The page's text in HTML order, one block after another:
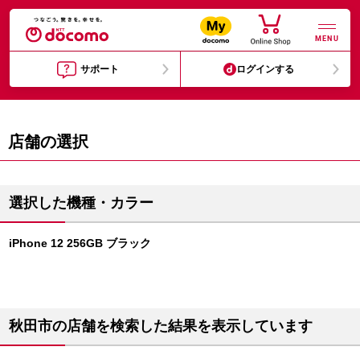
MENU
サポート ログインする
店舗の選択
選択した機種・カラー
iPhone 12 256GB ブラック
秋田市の店舗を検索した結果を表示しています